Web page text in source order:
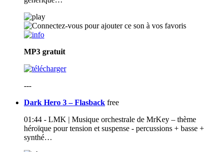
MP3 gratuit
---
Dark Hero 3 – Flasback free
01:44 - LMK | Musique orchestrale de MrKey – thème
héroïque pour tension et suspense - percussions + basse +
synthé…